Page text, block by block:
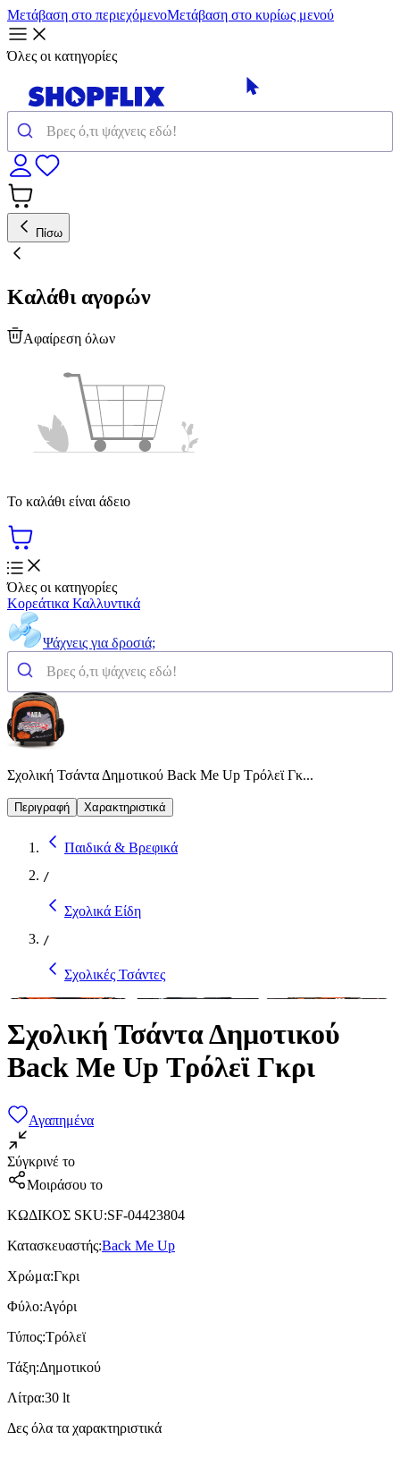
Μετάβαση στο περιεχόμενοΜετάβαση στο κυρίως μενού
Όλες οι κατηγορίες
Πίσω
Καλάθι αγορών
Αφαίρεση όλων
Το καλάθι είναι άδειο
Όλες οι κατηγορίες
Κορεάτικα Καλλυντικά
Ψάχνεις για δροσιά;
Σχολική Τσάντα Δημοτικού Back Me Up Τρόλεϊ Γκ...
Περιγραφή Χαρακτηριστικά
Παιδικά & Βρεφικά
/
Σχολικά Είδη
/
Σχολικές Τσάντες
Σχολική Τσάντα Δημοτικού
Back Me Up Τρόλεϊ Γκρι
Αγαπημένα
Σύγκρινέ το
Μοιράσου το
ΚΩΔΙΚΟΣ SKU:SF-04423804
Κατασκευαστής:Back Me Up
Χρώμα:Γκρι
Φύλο:Αγόρι
Τύπος:Τρόλεϊ
Τάξη:Δημοτικού
Λίτρα:30 lt
Δες όλα τα χαρακτηριστικά